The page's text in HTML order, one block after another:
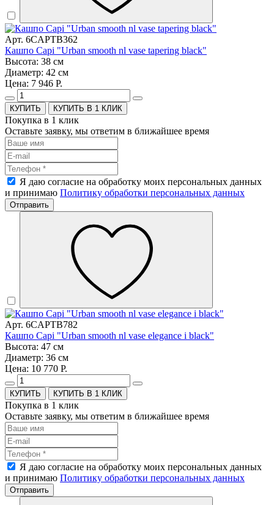
Арт. 6CAPTB362
Кашпо Capi "Urban smooth nl vase tapering black"
Высота: 38 см
Диаметр: 42 см
Цена: 7 946 Р.
КУПИТЬ В 1 КЛИК
Покупка в 1 клик
Оставьте заявку, мы ответим в ближайшее время
Я даю согласие на обработку моих персональных данных
и принимаю Политику обработки персональных данных
Отправить
Арт. 6CAPTB782
Кашпо Capi "Urban smooth nl vase elegance i black"
Высота: 47 см
Диаметр: 36 см
Цена: 10 770 Р.
КУПИТЬ В 1 КЛИК
Покупка в 1 клик
Оставьте заявку, мы ответим в ближайшее время
Я даю согласие на обработку моих персональных данных
и принимаю Политику обработки персональных данных
Отправить